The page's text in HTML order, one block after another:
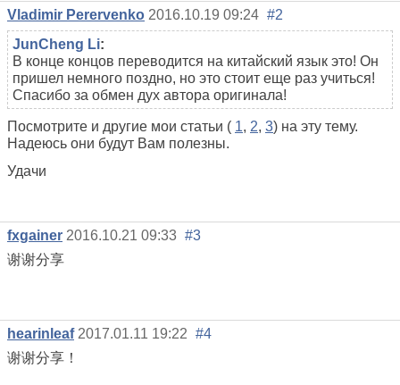
Vladimir Perervenko 2016.10.19 09:24 #2
JunCheng Li:
В конце концов переводится на китайский язык это! Он
пришел немного поздно, но это стоит еще раз учиться!
Спасибо за обмен дух автора оригинала!
Посмотрите и другие мои статьи ( 1, 2, 3) на эту тему.
Надеюсь они будут Вам полезны.
Удачи
fxgainer 2016.10.21 09:33 #3
谢谢分享
hearinleaf 2017.01.11 19:22 #4
谢谢分享！